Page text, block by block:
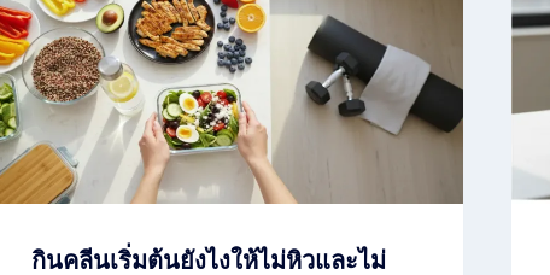
กินคลีนเริ่มต้นยังไงให้ไม่หิวและไม่